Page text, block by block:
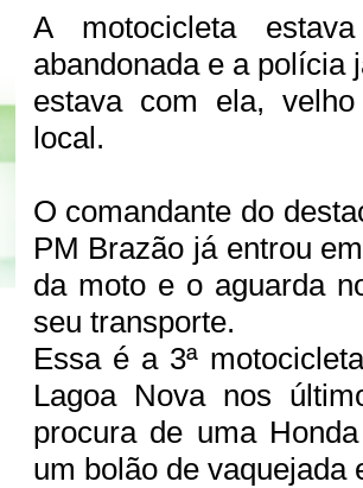
A motocicleta
abandonada e a polícia
estava com ela,
local.
O comandante do
PM Brazão já entrou
da moto e o aguarda
seu transporte.
Essa é a 3ª
Lagoa Nova nos
procura de uma
um bolão de